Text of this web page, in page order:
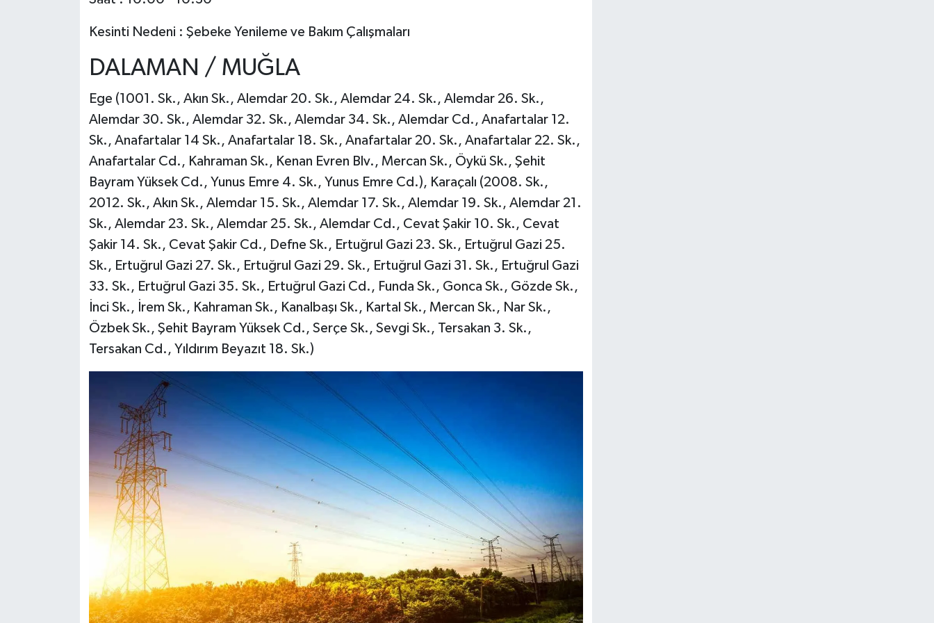
Kesinti Nedeni : Şebeke Yenileme ve Bakım Çalışmaları
DALAMAN / MUĞLA
Ege (1001. Sk., Akın Sk., Alemdar 20. Sk., Alemdar 24. Sk., Alemdar 26. Sk.,
Alemdar 30. Sk., Alemdar 32. Sk., Alemdar 34. Sk., Alemdar Cd., Anafartalar 12.
Sk., Anafartalar 14 Sk., Anafartalar 18. Sk., Anafartalar 20. Sk., Anafartalar 22. Sk.,
Anafartalar Cd., Kahraman Sk., Kenan Evren Blv., Mercan Sk., Öykü Sk., Şehit
Bayram Yüksek Cd., Yunus Emre 4. Sk., Yunus Emre Cd.), Karaçalı (2008. Sk.,
2012. Sk., Akın Sk., Alemdar 15. Sk., Alemdar 17. Sk., Alemdar 19. Sk., Alemdar 21.
Sk., Alemdar 23. Sk., Alemdar 25. Sk., Alemdar Cd., Cevat Şakir 10. Sk., Cevat
Şakir 14. Sk., Cevat Şakir Cd., Defne Sk., Ertuğrul Gazi 23. Sk., Ertuğrul Gazi 25.
Sk., Ertuğrul Gazi 27. Sk., Ertuğrul Gazi 29. Sk., Ertuğrul Gazi 31. Sk., Ertuğrul Gazi
33. Sk., Ertuğrul Gazi 35. Sk., Ertuğrul Gazi Cd., Funda Sk., Gonca Sk., Gözde Sk.,
İnci Sk., İrem Sk., Kahraman Sk., Kanalbaşı Sk., Kartal Sk., Mercan Sk., Nar Sk.,
Özbek Sk., Şehit Bayram Yüksek Cd., Serçe Sk., Sevgi Sk., Tersakan 3. Sk.,
Tersakan Cd., Yıldırım Beyazıt 18. Sk.)